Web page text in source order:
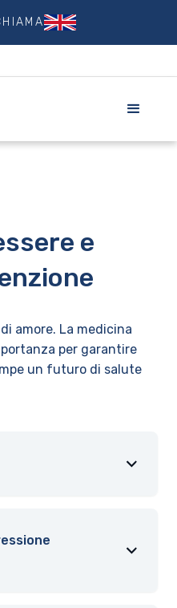
e
amore. La medicina
per garantire
un futuro di salute